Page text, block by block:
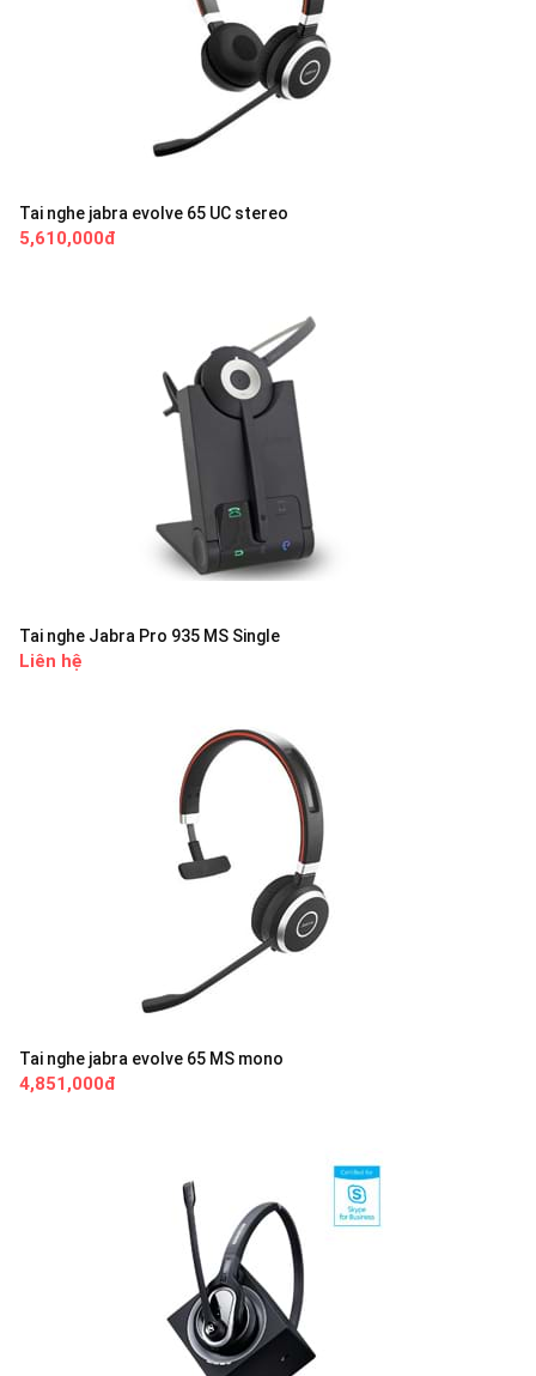
Tai nghe jabra evolve 65 UC stereo
5,610,000đ
Tai nghe Jabra Pro 935 MS Single
Liên hệ
Tai nghe jabra evolve 65 MS mono
4,851,000đ